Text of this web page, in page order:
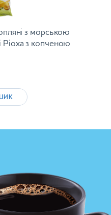
з морською
Ріоха з копченою